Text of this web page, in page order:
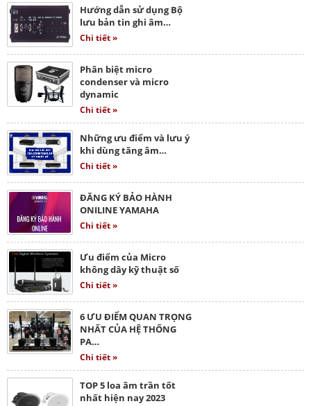
Hướng dẫn sử dụng Bộ
lưu bản tin ghi âm…
Chi tiết »
Phân biệt micro
condenser và micro
dynamic
Chi tiết »
Những ưu điểm và lưu ý
khi dùng tăng âm…
Chi tiết »
ĐĂNG KÝ BẢO HÀNH
ONILINE YAMAHA
Chi tiết »
Ưu điểm của Micro
không dây kỹ thuật số
Chi tiết »
6 ƯU ĐIỂM QUAN TRỌNG
NHẤT CỦA HỆ THỐNG
PA…
Chi tiết »
TOP 5 loa âm trần tốt
nhất hiện nay 2023